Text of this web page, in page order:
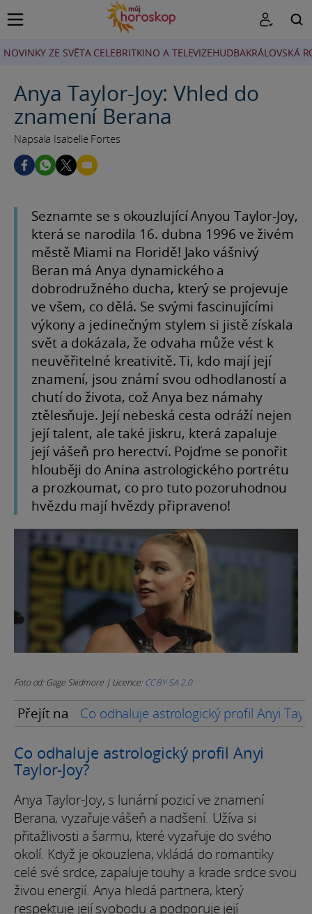
NOVINKY ZE SVĚTA CELEBRITKINO A TELEVIZEHUDBAKRÁLOVSKÁ
Anya Taylor-Joy: Vhled do
znamení Berana
Napsala Isabelle Fortes
Seznamte se s okouzlující Anyou Taylor-Joy,
která se narodila 16. dubna 1996 ve živém
městě Miami na Floridě! Jako vášnivý
Beran má Anya dynamického a
dobrodružného ducha, který se projevuje
ve všem, co dělá. Se svými fascinujícími
výkony a jedinečným stylem si jistě získala
svět a dokázala, že odvaha může vést k
neuvěřitelné kreativitě. Ti, kdo mají její
znamení, jsou známí svou odhodlaností a
chutí do života, což Anya bez námahy
ztělesňuje. Její nebeská cesta odráží nejen
její talent, ale také jiskru, která zapaluje
její vášeň pro herectví. Pojďme se ponořit
hlouběji do Anina astrologického portrétu
a prozkoumat, co pro tuto pozoruhodnou
hvězdu mají hvězdy připraveno!
Foto od: Gage Skidmore | Licence:CC BY-SA 2.0
Přejít na Co odhaluje astrologický profil Anyi
Co odhaluje astrologický profil Anyi
Taylor-Joy?
Anya Taylor-Joy, s lunární pozicí ve znamení
Berana, vyzařuje vášeň a nadšení. Užíva si
přitažlivosti a šarmu, které vyzařuje do svého
okolí. Když je okouzlena, vkládá do romantiky
celé své srdce, zapaluje touhy a krade srdce svou
živou energií. Anya hledá partnera, který
respektuje její svobodu a podporuje její